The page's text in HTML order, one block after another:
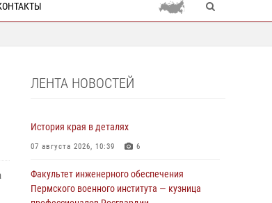
ЛЕНТА НОВОСТЕЙ
История края в деталях
07 августа 2026, 10:39 6
Факультет инженерного обеспечения
Пермского военного института — кузница